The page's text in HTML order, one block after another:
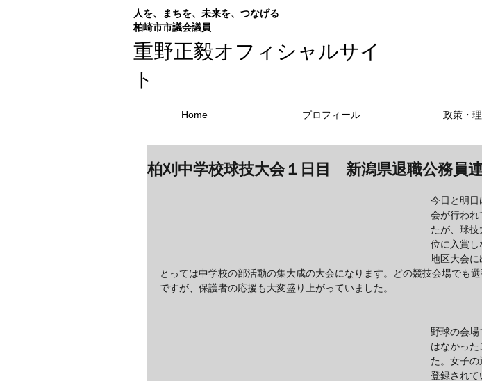
人を、まちを、未来を、つなげる
​柏崎市市議会議員
重野正毅オフィシャルサイ
ト
Home プロフィール 政策・
柏刈中学校球技大会１日目 新潟県退職公務員
今日と明
会が行われ
たが、球
位に入賞
地区大会
とっては中学校の部活動の集大成の大会になります。どの競技会場でも
ですが、保護者の応援も大変盛り上がっていました。
野球の会
はなかっ
た。女子
登録され